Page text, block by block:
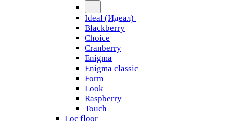
Ideal (Идеал)
Blackberry
Choice
Cranberry
Enigma
Enigma classic
Form
Look
Raspberry
Touch
Loc floor